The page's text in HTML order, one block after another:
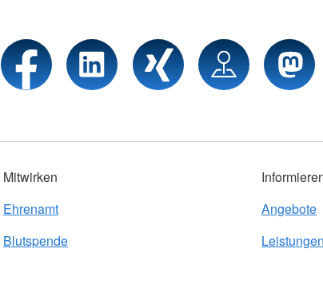
Mitwirken
Ehrenamt
Blutspende
Angebote